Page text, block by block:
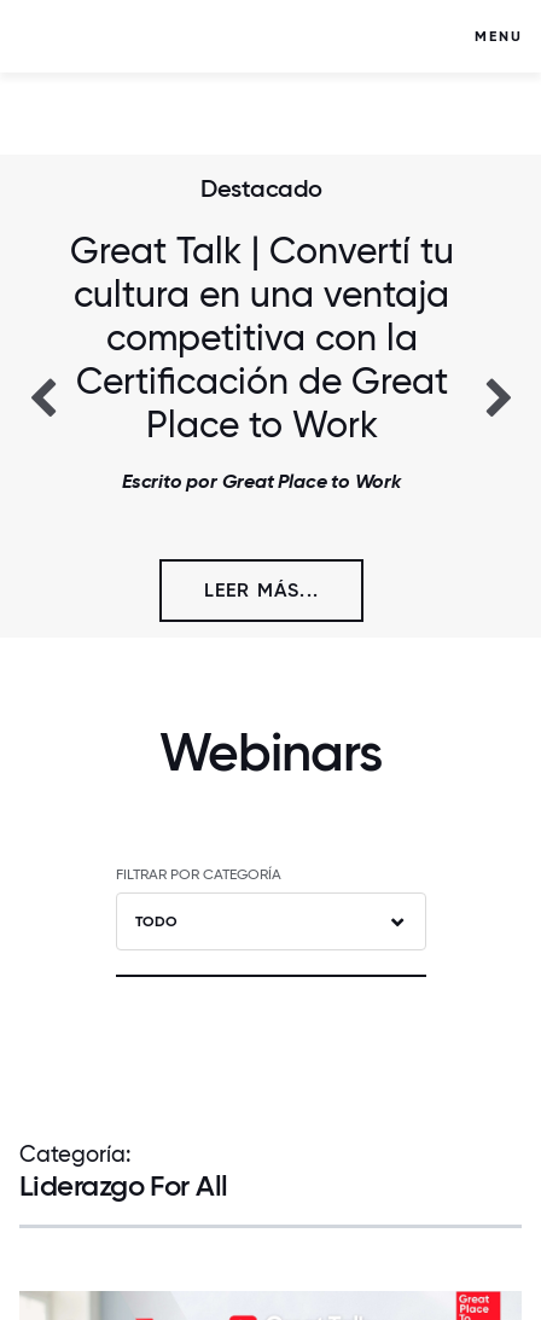
MENU
Destacado
Great Talk | Convertí tu
cultura en una ventaja
competitiva con la
Certificación de Great
Place to Work
Escrito por Great Place to Work
LEER MÁS...
Webinars
FILTRAR POR CATEGORÍA
TODO
Categoría:
Liderazgo For All